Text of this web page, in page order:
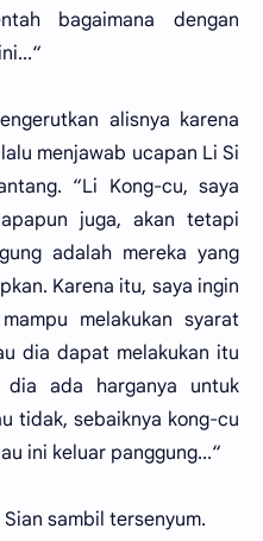
bagaimana dengan
alisnya karena
menjawab ucapan Li Si
“Li Kong-cu, saya
juga, akan tetapi
adalah mereka yang
Karena itu, saya ingin
melakukan syarat
dia dapat melakukan itu
ada harganya untuk
tidak, sebaiknya kong-cu
ini keluar panggung...“
sambil tersenyum.